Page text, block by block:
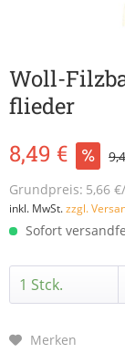
Woll-
flieder
8,49 €
Grundpreis: 5,66
inkl. MwSt.zzgl.
Sofort
Merken